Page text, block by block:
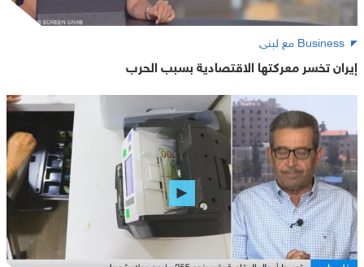
Business مع لبنى
إيران تخسر معركتها الاقتصادية بسبب الحرب